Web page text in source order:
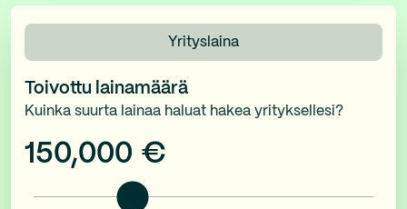
Yrityslaina
Toivottu lainamäärä
Kuinka suurta lainaa haluat hakea yrityksellesi?
150,000 €